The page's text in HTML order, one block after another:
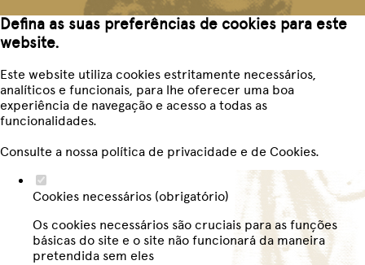
Defina as suas preferências de cookies para este
website.
Este website utiliza cookies estritamente necessários,
analíticos e funcionais, para lhe oferecer uma boa
experiência de navegação e acesso a todas as
funcionalidades.
Consulte a nossa política de privacidade e de Cookies.
Cookies necessários (obrigatório)
Os cookies necessários são cruciais para as funções
básicas do site e o site não funcionará da maneira
pretendida sem eles